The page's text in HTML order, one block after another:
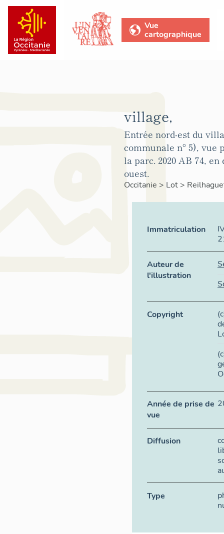
Vue
cartographique
village,
Entrée nord-est du
communale n° 5), vue
la parc. 2020 AB 74,
ouest.
Occitanie > Lot>
Immatriculation
Auteur de
l'illustration
Copyright
Année de prise de
vue
Diffusion
Type